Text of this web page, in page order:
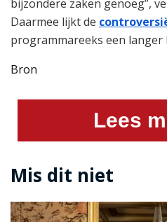
bijzondere zaken genoeg”,
Daarmee lijkt de
programmareeks een langer
Bron
Lees
Mis dit niet